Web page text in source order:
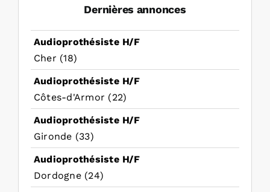
Dernières annonces
Audioprothésiste H/F
Cher (18)
Audioprothésiste H/F
Côtes-d'Armor (22)
Audioprothésiste H/F
Gironde (33)
Audioprothésiste H/F
Dordogne (24)